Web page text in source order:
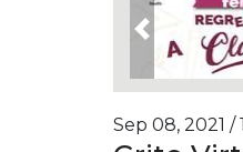
Previous
Sep 08, 2021 /